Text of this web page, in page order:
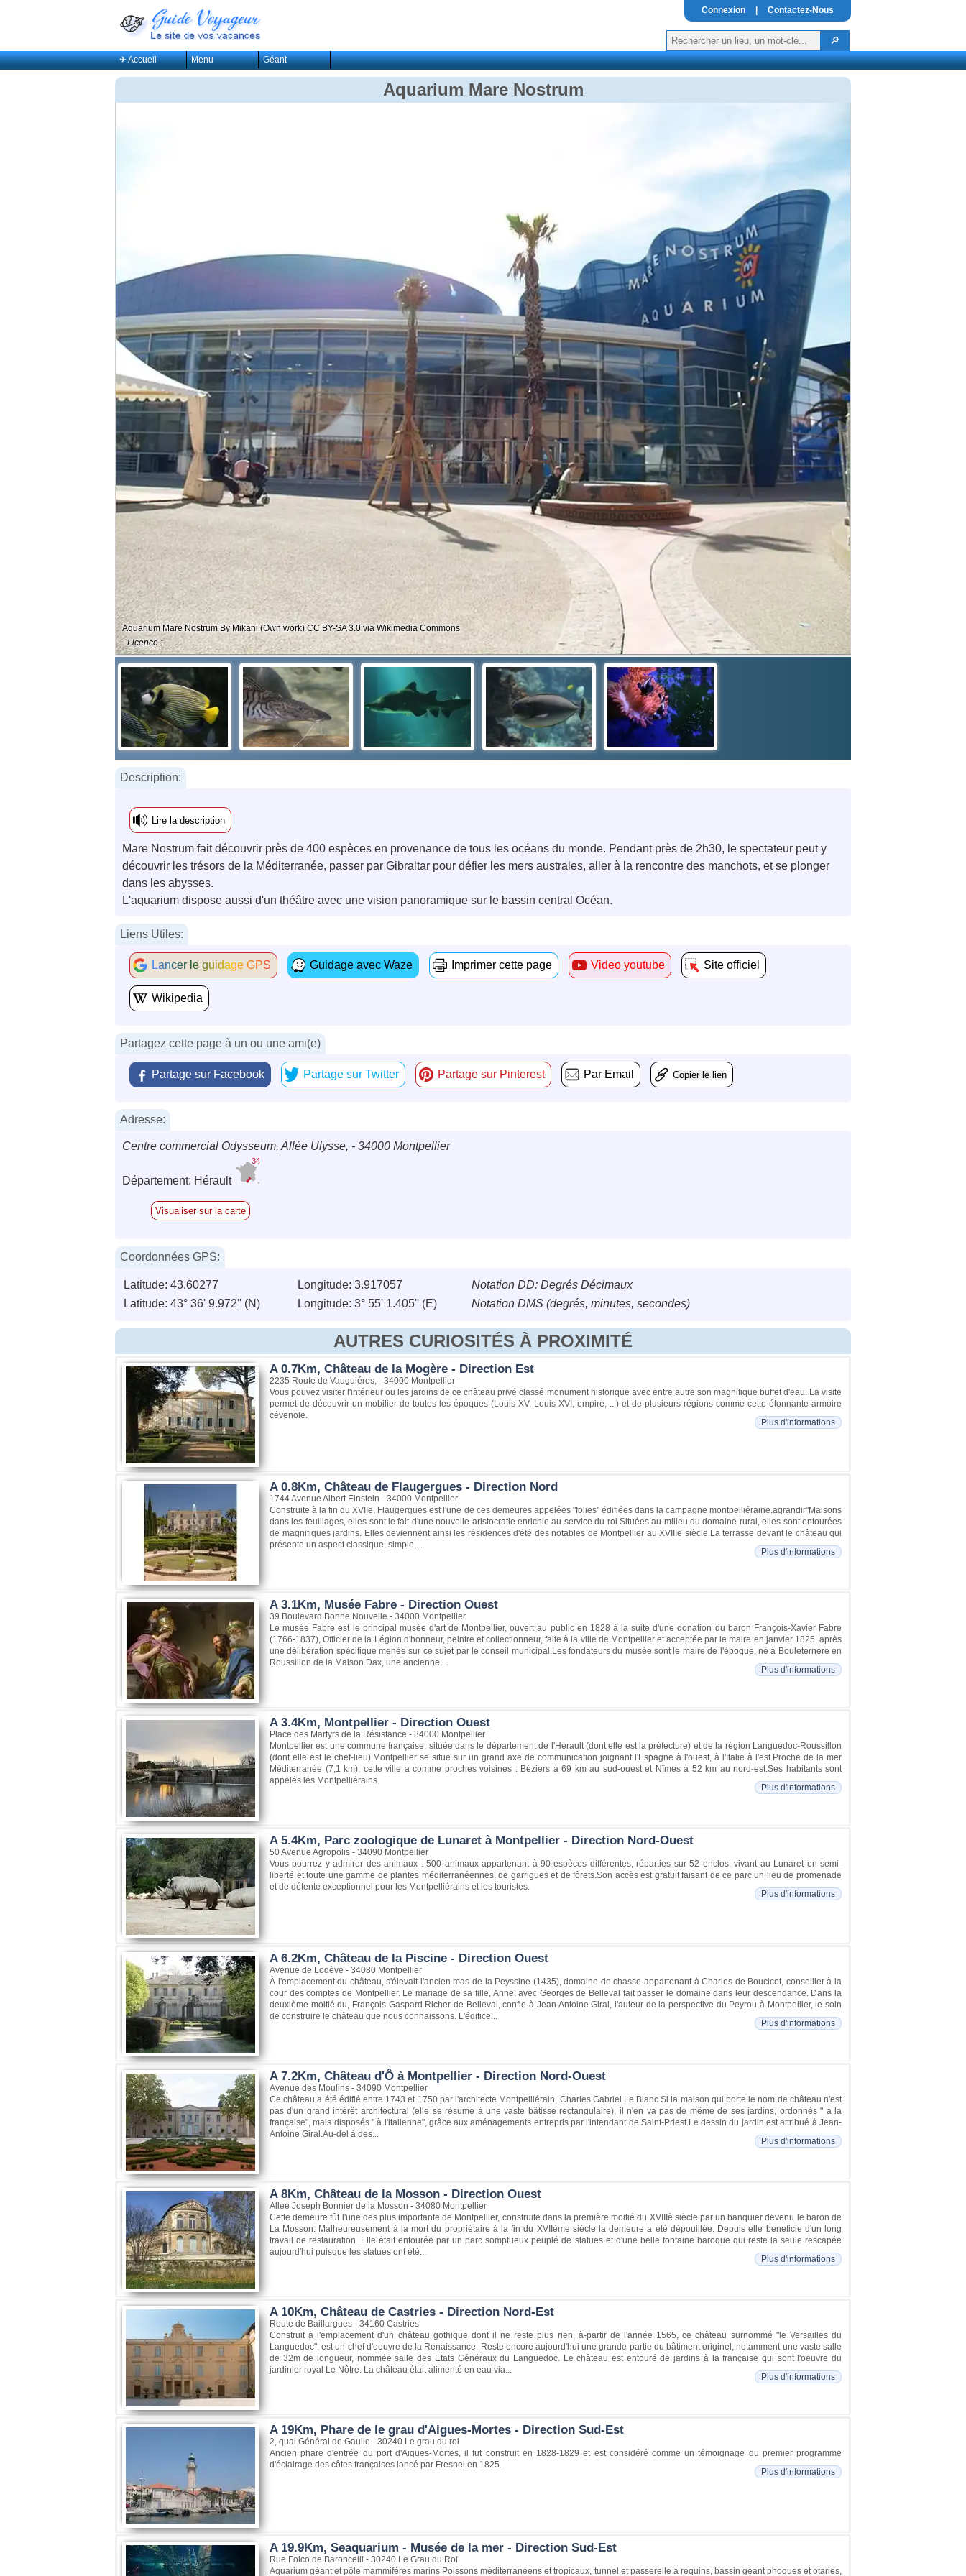
Connexion Contactez-Nous
✈ Accueil Menu Géant
Aquarium Mare Nostrum
Aquarium Mare Nostrum By Mikani (Own work) CC BY-SA 3.0 via Wikimedia Commons
- Licence :
Description:
Lire la description
Mare Nostrum fait découvrir près de 400 espèces en provenance de tous les océans du monde. Pendant près de 2h30, le spectateur peut y
découvrir les trésors de la Méditerranée, passer par Gibraltar pour défier les mers australes, aller à la rencontre des manchots, et se plonger
dans les abysses.
L'aquarium dispose aussi d'un théâtre avec une vision panoramique sur le bassin central Océan.
Liens Utiles:
Lancer le guidage GPS Guidage avec Waze Imprimer cette page Video youtube Site officiel
Wikipedia
Partagez cette page à un ou une ami(e)
Partage sur Facebook Partage sur Twitter Partage sur Pinterest Par Email Copier le lien
Adresse:
Centre commercial Odysseum, Allée Ulysse, - 34000 Montpellier
Département: Hérault
34
Visualiser sur la carte
Coordonnées GPS:
Latitude: 43.60277 Longitude: 3.917057
Notation DD: Degrés Décimaux
Latitude: 43° 36' 9.972'' (N)
Longitude: 3° 55' 1.405'' (E) Notation DMS (degrés, minutes, secondes)
AUTRES CURIOSITÉS À PROXIMITÉ
A 0.7Km, Château de la Mogère - Direction Est
2235 Route de Vauguiéres, - 34000 Montpellier
Vous pouvez visiter l'intérieur ou les jardins de ce château privé classé monument historique avec entre autre son magnifique buffet d'eau. La visite
permet de découvrir un mobilier de toutes les époques (Louis XV, Louis XVI, empire, ...) et de plusieurs régions comme cette étonnante armoire
cévenole.
Plus d'informations
A 0.8Km, Château de Flaugergues - Direction Nord
1744 Avenue Albert Einstein - 34000 Montpellier
Construite à la fin du XVIIe, Flaugergues est l'une de ces demeures appelées "folies" édifiées dans la campagne montpelliéraine.agrandir"Maisons
dans les feuillages, elles sont le fait d'une nouvelle aristocratie enrichie au service du roi.Situées au milieu du domaine rural, elles sont entourées
de magnifiques jardins. Elles deviennent ainsi les résidences d'été des notables de Montpellier au XVIIIe siècle.La terrasse devant le château qui
présente un aspect classique, simple,...
Plus d'informations
A 3.1Km, Musée Fabre - Direction Ouest
39 Boulevard Bonne Nouvelle - 34000 Montpellier
Le musée Fabre est le principal musée d'art de Montpellier, ouvert au public en 1828 à la suite d'une donation du baron François-Xavier Fabre
(1766-1837), Officier de la Légion d'honneur, peintre et collectionneur, faite à la ville de Montpellier et acceptée par le maire en janvier 1825, après
une délibération spécifique menée sur ce sujet par le conseil municipal.Les fondateurs du musée sont le maire de l'époque, né à Bouleternère en
Roussillon de la Maison Dax, une ancienne...
Plus d'informations
A 3.4Km, Montpellier - Direction Ouest
Place des Martyrs de la Résistance - 34000 Montpellier
Montpellier est une commune française, située dans le département de l'Hérault (dont elle est la préfecture) et de la région Languedoc-Roussillon
(dont elle est le chef-lieu).Montpellier se situe sur un grand axe de communication joignant l'Espagne à l'ouest, à l'Italie à l'est.Proche de la mer
Méditerranée (7,1 km), cette ville a comme proches voisines : Béziers à 69 km au sud-ouest et Nîmes à 52 km au nord-est.Ses habitants sont
appelés les Montpelliérains.
Plus d'informations
A 5.4Km, Parc zoologique de Lunaret à Montpellier - Direction Nord-Ouest
50 Avenue Agropolis - 34090 Montpellier
Vous pourrez y admirer des animaux : 500 animaux appartenant à 90 espèces différentes, réparties sur 52 enclos, vivant au Lunaret en semi-
liberté et toute une gamme de plantes méditerranéennes, de garrigues et de fôrets.Son accès est gratuit faisant de ce parc un lieu de promenade
et de détente exceptionnel pour les Montpelliérains et les touristes.
Plus d'informations
A 6.2Km, Château de la Piscine - Direction Ouest
Avenue de Lodève - 34080 Montpellier
À l'emplacement du château, s'élevait l'ancien mas de la Peyssine (1435), domaine de chasse appartenant à Charles de Boucicot, conseiller à la
cour des comptes de Montpellier. Le mariage de sa fille, Anne, avec Georges de Belleval fait passer le domaine dans leur descendance. Dans la
deuxième moitié du, François Gaspard Richer de Belleval, confie à Jean Antoine Giral, l'auteur de la perspective du Peyrou à Montpellier, le soin
de construire le château que nous connaissons. L'édifice...
Plus d'informations
A 7.2Km, Château d'Ô à Montpellier - Direction Nord-Ouest
Avenue des Moulins - 34090 Montpellier
Ce château a été édifié entre 1743 et 1750 par l'architecte Montpelliérain, Charles Gabriel Le Blanc.Si la maison qui porte le nom de château n'est
pas d'un grand intérêt architectural (elle se résume à une vaste bâtisse rectangulaire), il n'en va pas de même de ses jardins, ordonnés " à la
française", mais disposés " à l'italienne", grâce aux aménagements entrepris par l'intendant de Saint-Priest.Le dessin du jardin est attribué à Jean-
Antoine Giral.Au-del à des...
Plus d'informations
A 8Km, Château de la Mosson - Direction Ouest
Allée Joseph Bonnier de la Mosson - 34080 Montpellier
Cette demeure fût l'une des plus importante de Montpellier, construite dans la première moitié du XVIIIè siècle par un banquier devenu le baron de
La Mosson. Malheureusement à la mort du propriétaire à la fin du XVIIème siècle la demeure a été dépouillée. Depuis elle beneficie d'un long
travail de restauration. Elle était entourée par un parc somptueux peuplé de statues et d'une belle fontaine baroque qui reste la seule rescapée
aujourd'hui puisque les statues ont été...
Plus d'informations
A 10Km, Château de Castries - Direction Nord-Est
Route de Baillargues - 34160 Castries
Construit à l'emplacement d'un château gothique dont il ne reste plus rien, à-partir de l'année 1565, ce château surnommé "le Versailles du
Languedoc", est un chef d'oeuvre de la Renaissance. Reste encore aujourd'hui une grande partie du bâtiment originel, notamment une vaste salle
de 32m de longueur, nommée salle des Etats Généraux du Languedoc. Le château est entouré de jardins à la française qui sont l'oeuvre du
jardinier royal Le Nôtre. La château était alimenté en eau via...
Plus d'informations
A 19Km, Phare de le grau d'Aigues-Mortes - Direction Sud-Est
2, quai Général de Gaulle - 30240 Le grau du roi
Ancien phare d'entrée du port d'Aigues-Mortes, il fut construit en 1828-1829 et est considéré comme un témoignage du premier programme
d'éclairage des côtes françaises lancé par Fresnel en 1825.
Plus d'informations
A 19.9Km, Seaquarium - Musée de la mer - Direction Sud-Est
Rue Folco de Baroncelli - 30240 Le Grau du Roi
Aquarium géant et pôle mammifères marins Poissons méditerranéens et tropicaux, tunnel et passerelle à requins, bassin géant phoques et otaries,